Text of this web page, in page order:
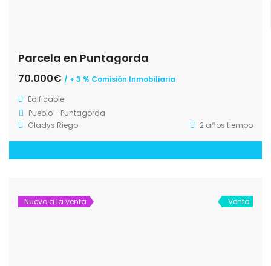
Parcela en Puntagorda
70.000€ / + 3 % Comisión Inmobiliaria
Edificable
Pueblo - Puntagorda
Gladys Riego
2 años tiempo
Nuevo a la venta Venta